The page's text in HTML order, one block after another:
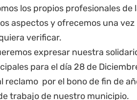
los propios profesionales de
aspectos y ofrecemos una
verificar.
expresar nuestra
para el día 28 de
reclamo por el bono de fin de
trabajo de nuestro municipio.